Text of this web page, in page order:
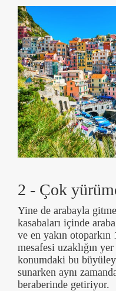
2 - Çok
Yine de arabayla
kasabaları içinde
ve en yakın
mesafesi uzaklığın
konumdaki bu
sunarken aynı
beraberinde getiriyor.